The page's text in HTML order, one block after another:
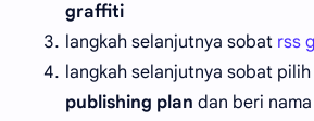
graffiti
langkah selanjutnya sobat rss
langkah selanjutnya sobat pilih
publishing plan dan beri